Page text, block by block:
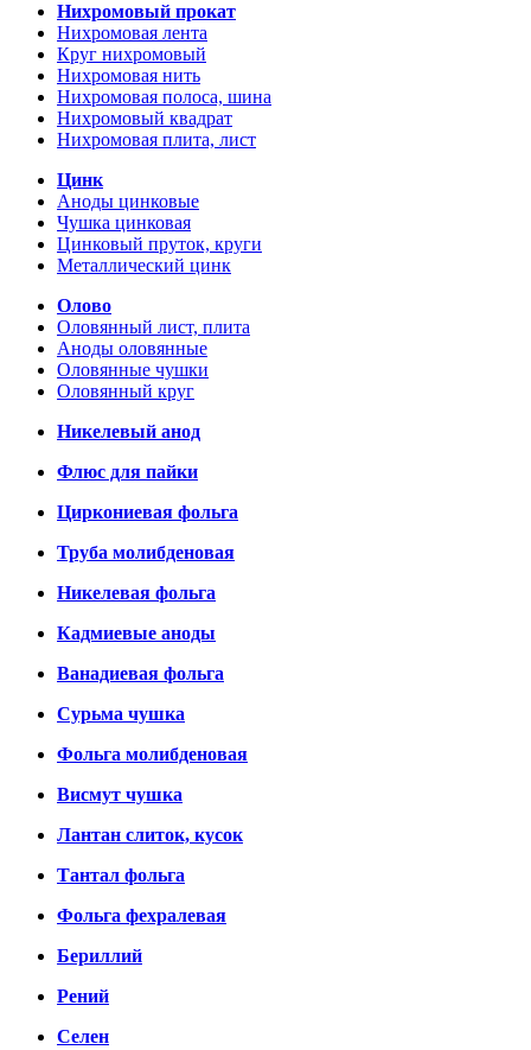
Нихромовый прокат
Нихромовая лента
Круг нихромовый
Нихромовая нить
Нихромовая полоса, шина
Нихромовый квадрат
Нихромовая плита, лист
Цинк
Аноды цинковые
Чушка цинковая
Цинковый пруток, круги
Металлический цинк
Олово
Оловянный лист, плита
Аноды оловянные
Оловянные чушки
Оловянный круг
Никелевый анод
Флюс для пайки
Циркониевая фольга
Труба молибденовая
Никелевая фольга
Кадмиевые аноды
Ванадиевая фольга
Сурьма чушка
Фольга молибденовая
Висмут чушка
Лантан слиток, кусок
Тантал фольга
Фольга фехралевая
Бериллий
Рений
Селен